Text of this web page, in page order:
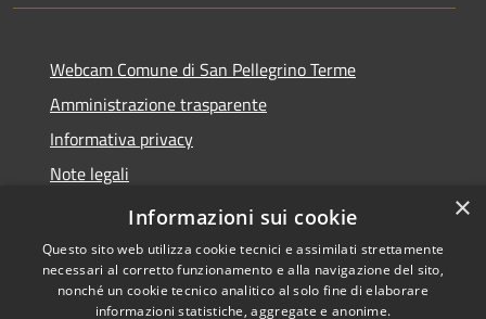
Webcam Comune di San Pellegrino Terme
Amministrazione trasparente
Informativa privacy
Note legali
Dichiarazione di accessibilità
×
Informazioni sui cookie
Questo sito web utilizza cookie tecnici e assimilati strettamente
necessari al corretto funzionamento e alla navigazione del sito,
nonché un cookie tecnico analitico al solo fine di elaborare
informazioni statistiche, aggregate e anonime.